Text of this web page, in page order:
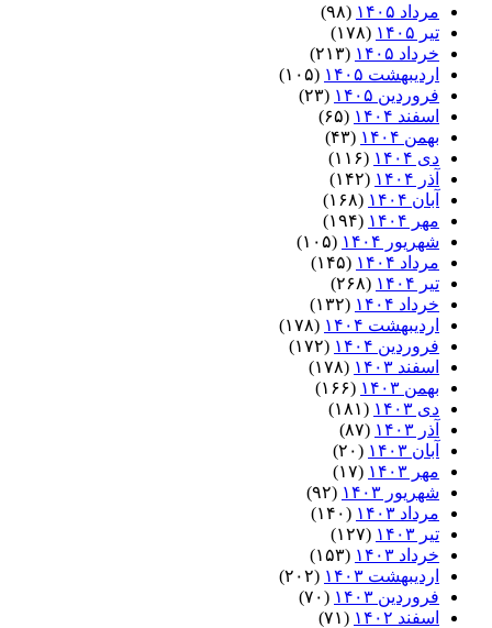
مرداد ۱۴۰۵
(۹۸)
تیر ۱۴۰۵
(۱۷۸)
خرداد ۱۴۰۵
(۲۱۳)
اردیبهشت ۱۴۰۵
(۱۰۵)
فروردین ۱۴۰۵
(۲۳)
اسفند ۱۴۰۴
(۶۵)
بهمن ۱۴۰۴
(۴۳)
دی ۱۴۰۴
(۱۱۶)
آذر ۱۴۰۴
(۱۴۲)
آبان ۱۴۰۴
(۱۶۸)
مهر ۱۴۰۴
(۱۹۴)
شهریور ۱۴۰۴
(۱۰۵)
مرداد ۱۴۰۴
(۱۴۵)
تیر ۱۴۰۴
(۲۶۸)
خرداد ۱۴۰۴
(۱۳۲)
اردیبهشت ۱۴۰۴
(۱۷۸)
فروردین ۱۴۰۴
(۱۷۲)
اسفند ۱۴۰۳
(۱۷۸)
بهمن ۱۴۰۳
(۱۶۶)
دی ۱۴۰۳
(۱۸۱)
آذر ۱۴۰۳
(۸۷)
آبان ۱۴۰۳
(۲۰)
مهر ۱۴۰۳
(۱۷)
شهریور ۱۴۰۳
(۹۲)
مرداد ۱۴۰۳
(۱۴۰)
تیر ۱۴۰۳
(۱۲۷)
خرداد ۱۴۰۳
(۱۵۳)
اردیبهشت ۱۴۰۳
(۲۰۲)
فروردین ۱۴۰۳
(۷۰)
اسفند ۱۴۰۲
(۷۱)